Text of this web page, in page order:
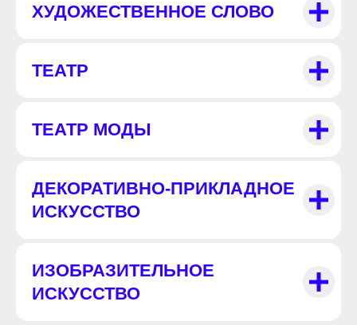
ХУДОЖЕСТВЕННОЕ СЛОВО
ТЕАТР
ТЕАТР МОДЫ
ДЕКОРАТИВНО-ПРИКЛАДНОЕ
ИСКУССТВО
ИЗОБРАЗИТЕЛЬНОЕ
ИСКУССТВО